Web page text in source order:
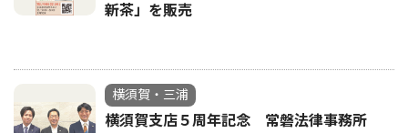
新茶」を販売
横須賀・三浦
横須賀支店５周年記念 常磐法律事務所